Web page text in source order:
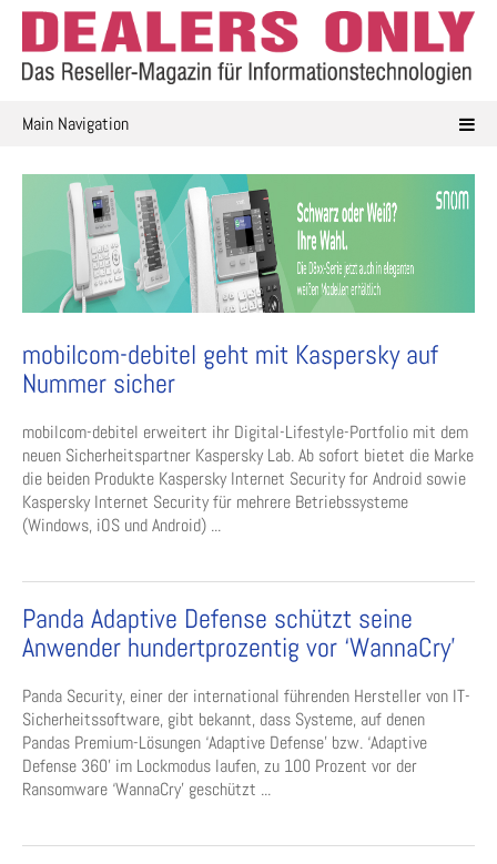
Skip
content
Main Navigation
mobilcom-debitel geht mit Kaspersky auf
Nummer sicher
mobilcom-debitel erweitert ihr Digital-Lifestyle-Portfolio mit dem
neuen Sicherheitspartner Kaspersky Lab. Ab sofort bietet die Marke
die beiden Produkte Kaspersky Internet Security for Android sowie
Kaspersky Internet Security für mehrere Betriebssysteme
(Windows, iOS und Android) ...
Panda Adaptive Defense schützt seine
Anwender hundertprozentig vor ‘WannaCry’
Panda Security, einer der international führenden Hersteller von IT-
Sicherheitssoftware, gibt bekannt, dass Systeme, auf denen
Pandas Premium-Lösungen ‘Adaptive Defense’ bzw. ‘Adaptive
Defense 360’ im Lockmodus laufen, zu 100 Prozent vor der
Ransomware ‘WannaCry’ geschützt ...